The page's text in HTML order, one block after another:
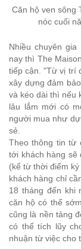
Căn hộ ven sông
nóc cuối
Nhiều chuyên
nay thì The
tiếp cận. "Từ vị trí
xây dựng đảm
và kéo dài thì nếu
lâu lắm mới có
người mua như
sẻ.
Theo thông tin từ
tới khách hàng sẽ
(kể từ thời điểm ký
khách hàng chỉ
18 tháng đến khi
căn hộ có thể
cũng là nền tảng
có thể tích lũy
nhuận từ việc cho